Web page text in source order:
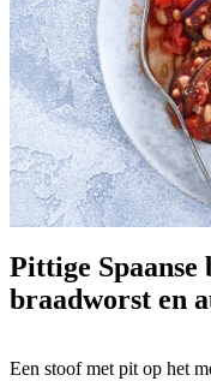
Pittige Spaanse
braadworst en
Een stoof met pit op het